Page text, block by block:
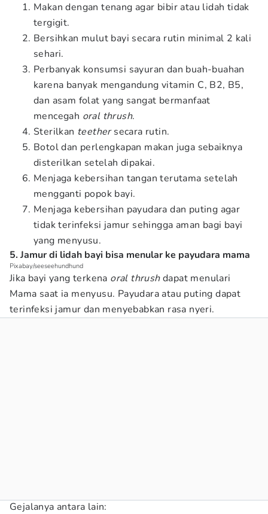
Makan dengan tenang agar bibir atau lidah tidak
tergigit.
Bersihkan mulut bayi secara rutin minimal 2 kali
sehari.
Perbanyak konsumsi sayuran dan buah-buahan
karena banyak mengandung vitamin C, B2, B5,
dan asam folat yang sangat bermanfaat
mencegah oral thrush.
Sterilkan teethersecara rutin.
Botol dan perlengkapan makan juga sebaiknya
disterilkan setelah dipakai.
Menjaga kebersihan tangan terutama setelah
mengganti popok bayi.
Menjaga kebersihan payudara dan puting agar
tidak terinfeksi jamur sehingga aman bagi bayi
yang menyusu.
5. Jamur di lidah bayi bisa menular ke payudara mama
Pixabay/seeseehundhund
Jika bayi yang terkena oral thrushdapat menulari
Mama saat ia menyusu. Payudara atau puting dapat
terinfeksi jamur dan menyebabkan rasa nyeri.
Gejalanya antara lain: